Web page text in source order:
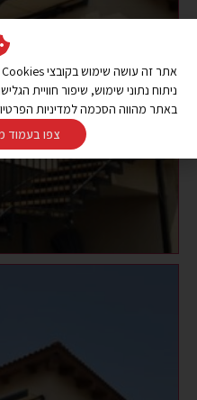
ניתוח נתוני שימוש, שיפור חוויית
באתר מהווה הסכמה למדיניות
צפו בעמוד